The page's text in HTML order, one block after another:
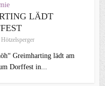
LÄDT
Greimharting lädt am
Dorffest in...